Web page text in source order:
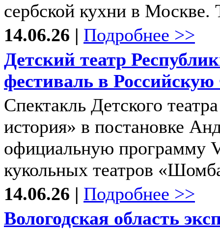
сербской кухни в Москве.
14.06.26 | Подробнее >>
Детский театр
фестиваль в
Спектакль Детского
история» в постановке
официальную программу
кукольных театров
14.06.26 | Подробнее >>
Вологодская область